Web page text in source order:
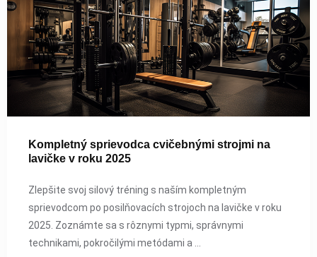
Kompletný sprievodca cvičebnými strojmi na
lavičke v roku 2025
Zlepšite svoj silový tréning s naším kompletným
sprievodcom po posilňovacích strojoch na lavičke v roku
2025. Zoznámte sa s rôznymi typmi, správnymi
technikami, pokročilými metódami a ...